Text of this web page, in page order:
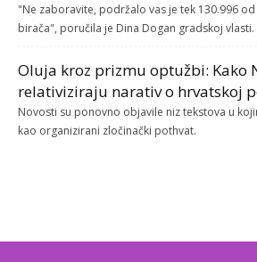
"Ne zaboravite, podržalo vas je tek 130.996
birača", poručila je Dina Dogan gradskoj vlasti.
Oluja kroz prizmu optužbi: Kako
relativiziraju narativ o hrvatskoj
Novosti su ponovno objavile niz tekstova u
kao organizirani zločinački pothvat.